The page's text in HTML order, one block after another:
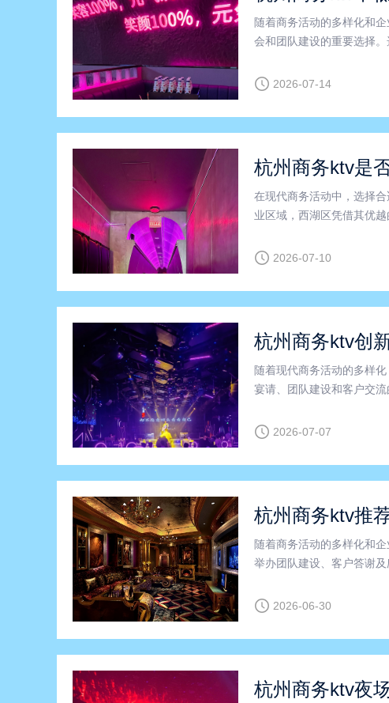
随着商务活动的多样化和
会和团队建设的重要选择
低端的区别”这几个关键词
2026-07-14
杭州商务ktv是
在现代商务活动中，选择
业区域，西湖区凭借其优
会议、团队建设和客户答
2026-07-10
杭州商务ktv创
随着现代商务活动的多样
宴请、团队建设和客户交
杭州作为浙江省的经济中
2026-07-07
杭州商务ktv推
随着商务活动的多样化和
举办团队建设、客户答谢
杭州的重要区域之一，余
2026-06-30
杭州商务ktv夜